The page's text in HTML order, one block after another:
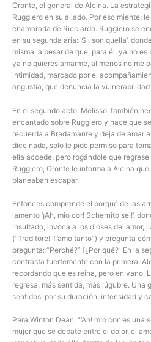
Oronte, el general de Alcina. La
Ruggiero en su aliado. Por eso miente:
enamorada de Ricciardo. Ruggiero se
en su segunda aria: ‘Si, son quella’,
misma, a pesar de que, para él, ya no
ya no quieres amarme, al menos no me
intimidad, marcado por el
angustia, que denuncia la
En el segundo acto, Melisso, también
encantado sobre Ruggiero y hace que
recuerda a Bradamante y deja de amar
dice nada, solo le pide permiso para
ella accede, pero rogándole que
Ruggiero, Oronte le informa a Alcina
planeaban escapar.
Entonces comprende el porqué de las
lamento ‘¡Ah, mio cor! Schernito sei!’,
insultado, invoca a los dioses del amor,
(“Traditore! T’amo tanto”) y pregunta
pregunta: “Perché?” [¿Por qué?] En la
contrasta fuertemente con la primera,
recordando que es reina, pero en vano.
regresa, más sentida, más lúgubre. Una
sentidos: por su duración, intensidad y
Para Winton Dean, “‘Ah! mio cor’ es
mujer que se debate entre el dolor, el